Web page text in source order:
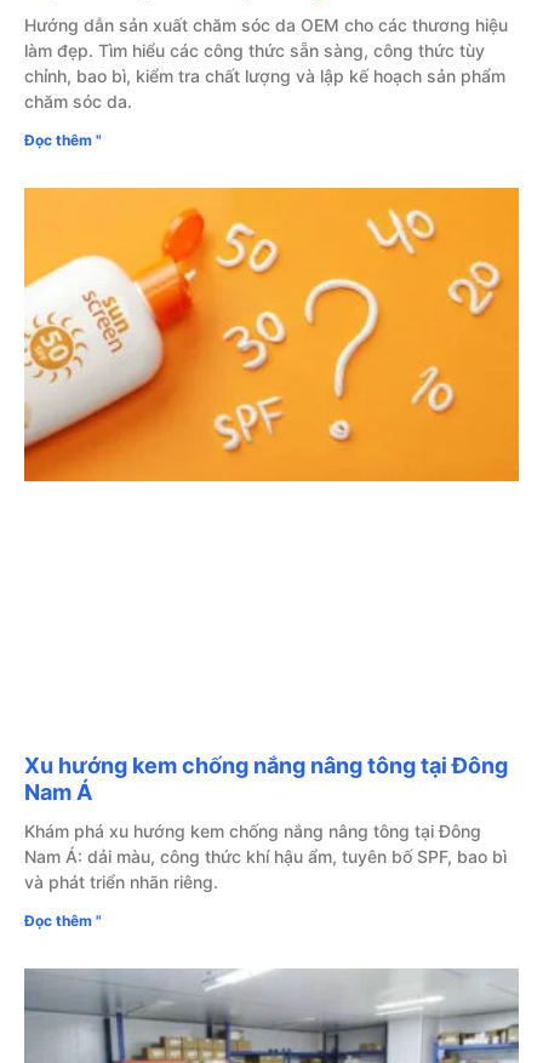
Hướng dẫn sản xuất chăm sóc da OEM cho các thương hiệu
làm đẹp. Tìm hiểu các công thức sẵn sàng, công thức tùy
chỉnh, bao bì, kiểm tra chất lượng và lập kế hoạch sản phẩm
chăm sóc da.
Đọc thêm "
Xu hướng kem chống nắng nâng tông tại Đông
Nam Á
Khám phá xu hướng kem chống nắng nâng tông tại Đông
Nam Á: dải màu, công thức khí hậu ẩm, tuyên bố SPF, bao bì
và phát triển nhãn riêng.
Đọc thêm "